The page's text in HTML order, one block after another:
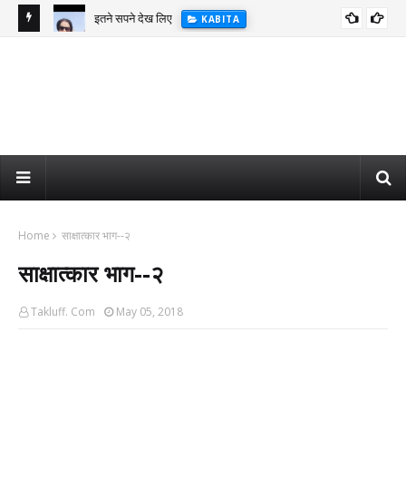
इतने सपने देख लिए KABITA
Home साक्षात्कार भाग--२
साक्षात्कार भाग--२
Takluff. Com May 05, 2018